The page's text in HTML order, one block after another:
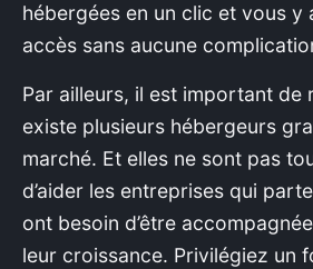
hébergées en un clic et vous y
accès sans aucune
Par ailleurs, il est important de
existe plusieurs hébergeurs
marché. Et elles ne sont pas
d’aider les entreprises qui
ont besoin d’être
leur croissance. Privilégiez un